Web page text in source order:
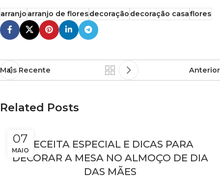
arranjoarranjo de floresdecoraçãodecoração casaflores
Mais Recente Anterior
Related Posts
07
MAIO
RECEITA ESPECIAL E DICAS PARA
DECORAR A MESA NO ALMOÇO DE DIA
DAS MÃES